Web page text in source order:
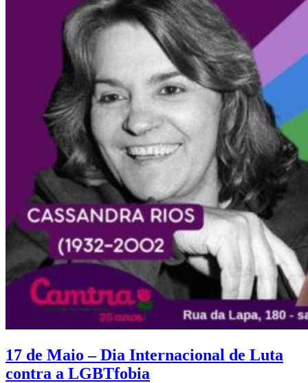
17 de Maio – Dia Internacional de Luta
contra a LGBTfobia